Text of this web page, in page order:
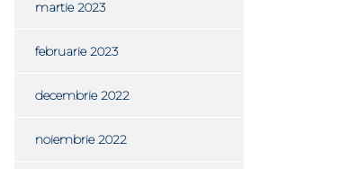
martie 2023
februarie 2023
decembrie 2022
noiembrie 2022